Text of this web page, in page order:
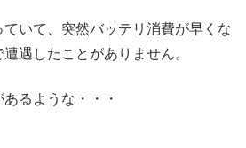
いて、突然バッテリ消費が早くな
遇したことがありません。
るような・・・